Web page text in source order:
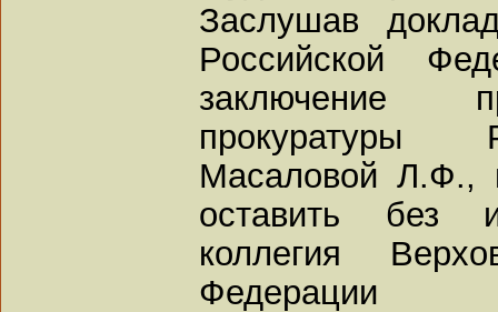
Заслушав
Российской
заключение
прокуратуры
Масаловой Л.Ф.,
оставить без
коллегия
Федерации